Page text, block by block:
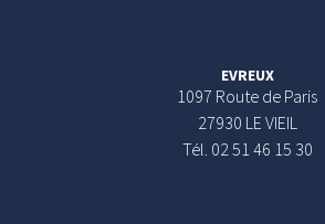
EVREUX
1097 Route de Paris
27930 LE VIEIL
Tél. 02 51 46 15 30